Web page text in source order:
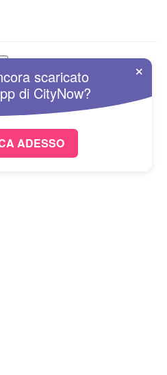
×
scaricato
di CityNow?
ADESSO